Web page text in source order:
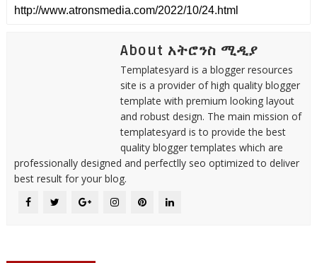
About አትሮንስ ሚዲያ
Templatesyard is a blogger resources
site is a provider of high quality blogger
template with premium looking layout
and robust design. The main mission of
templatesyard is to provide the best
quality blogger templates which are
professionally designed and perfectlly seo optimized to deliver
best result for your blog.